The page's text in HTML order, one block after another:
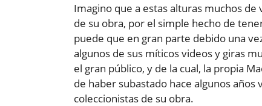
Imagino que a estas alturas muchos
de su obra, por el simple hecho de
puede que en gran parte debido una
algunos de sus míticos videos y giras
el gran público, y de la cual, la propia
de haber subastado hace algunos
coleccionistas de su obra.